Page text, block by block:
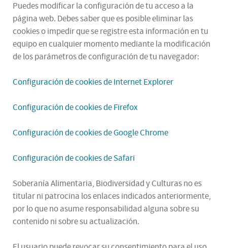
Puedes modificar la configuración de tu acceso a la
página web. Debes saber que es posible eliminar las
cookies o impedir que se registre esta información en tu
equipo en cualquier momento mediante la modificación
de los parámetros de configuración de tu navegador:
Configuración de cookies de Internet Explorer
Configuración de cookies de Firefox
Configuración de cookies de Google Chrome
Configuración de cookies de Safari
Soberanía Alimentaria, Biodiversidad y Culturas no es
titular ni patrocina los enlaces indicados anteriormente,
por lo que no asume responsabilidad alguna sobre su
contenido ni sobre su actualización.